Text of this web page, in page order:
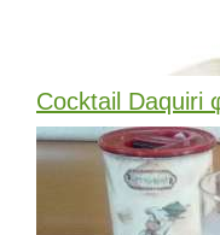
Cocktail Daquiri